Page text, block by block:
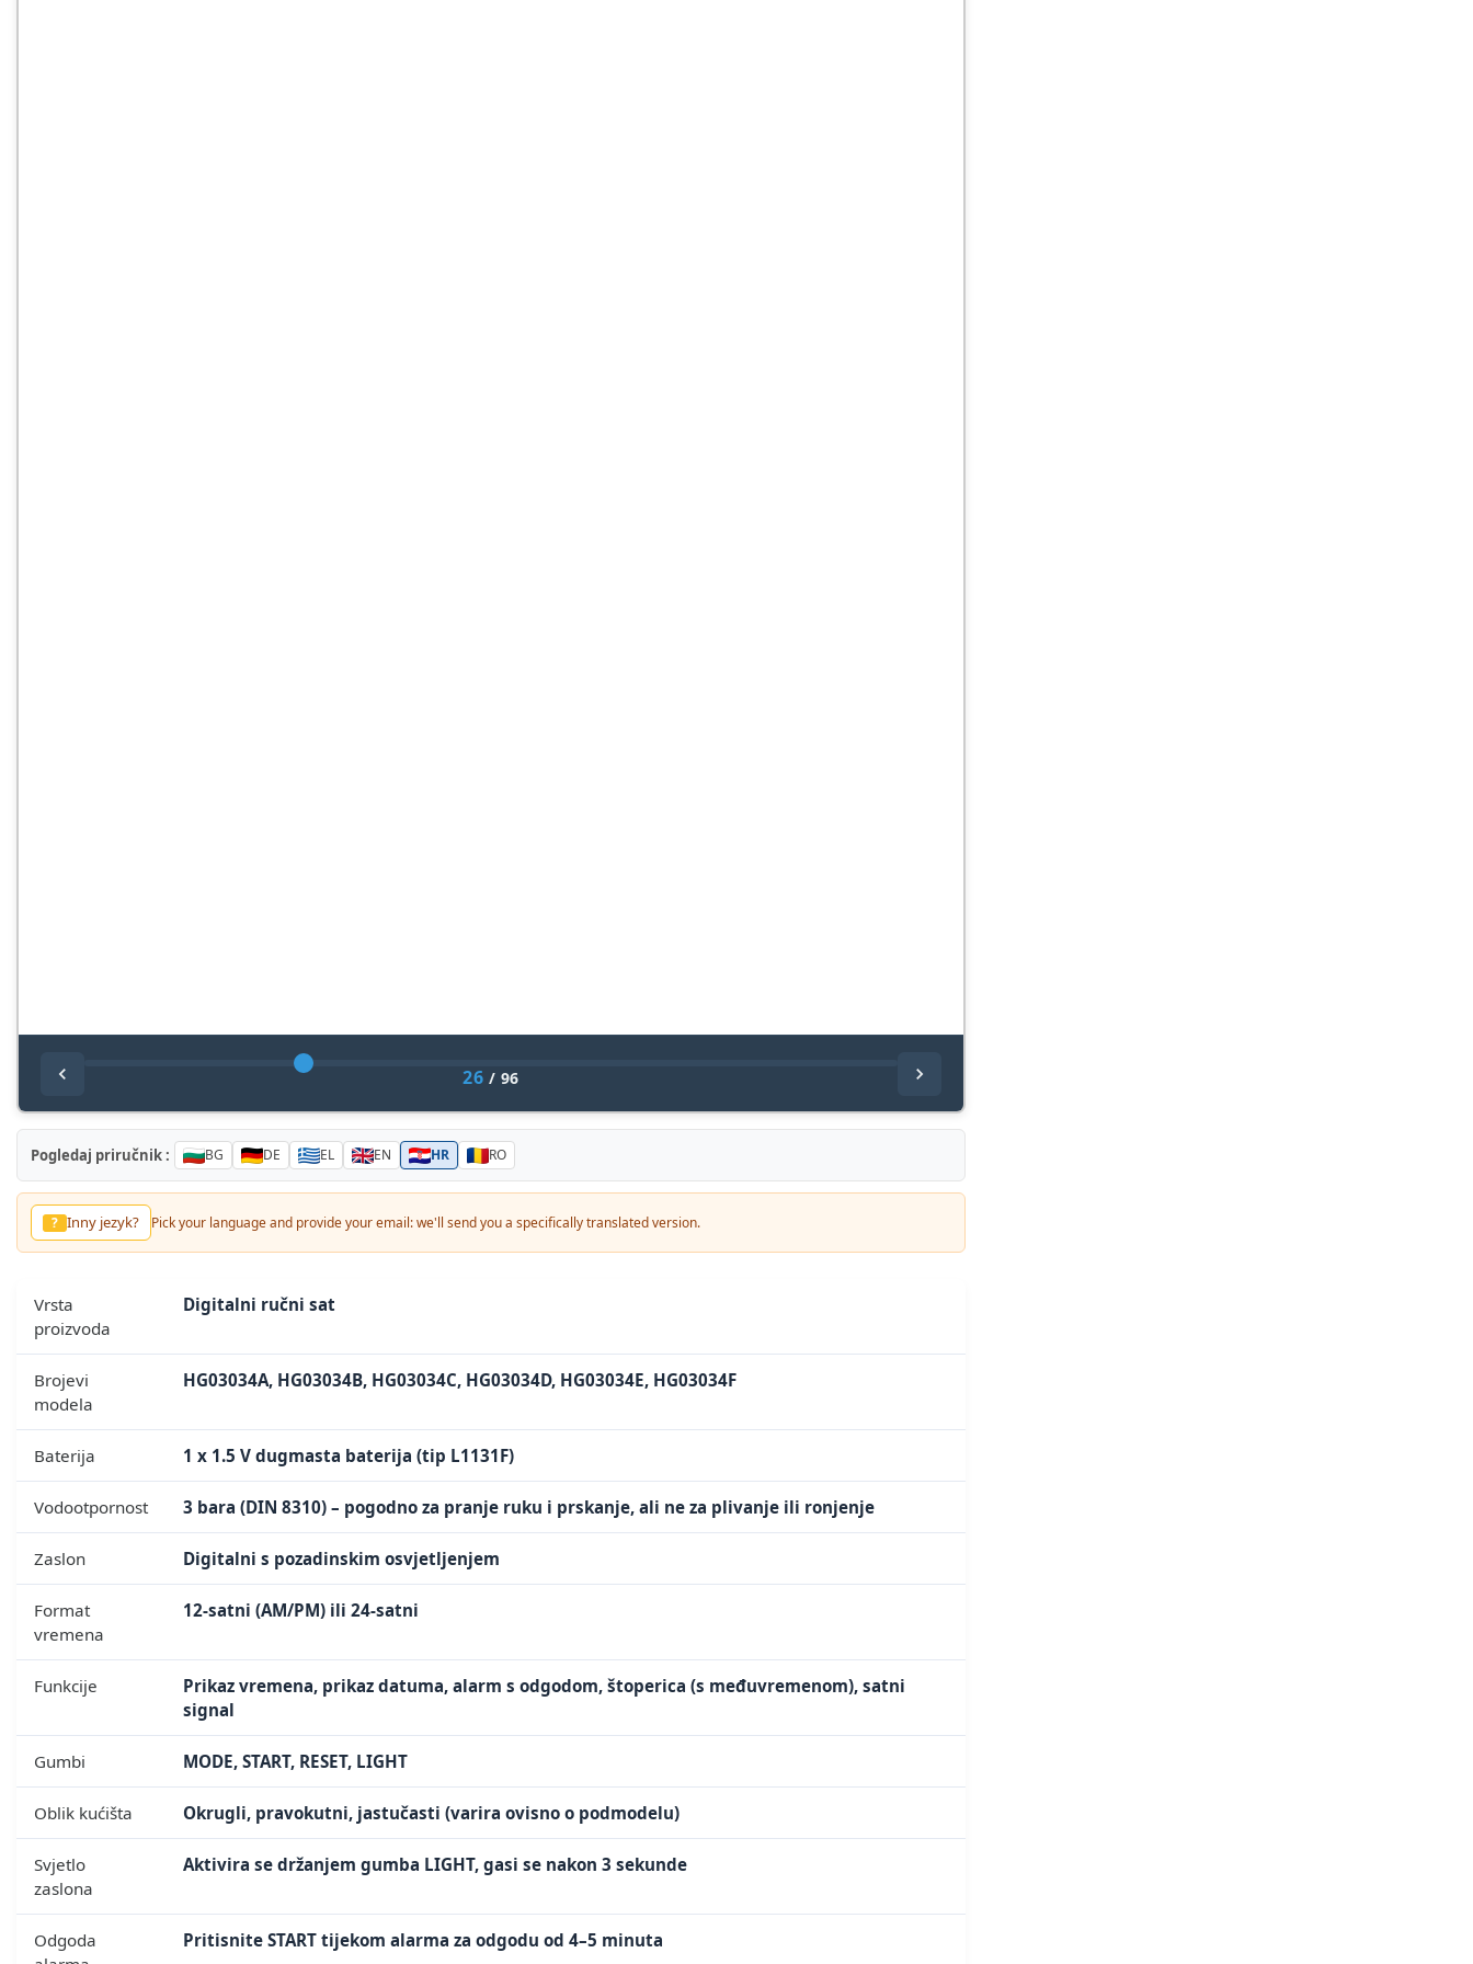
26 / 96
Pogledaj priručnik : BG DE EL EN HR RO
? Inny jezyk? Pick your language and provide your email: we'll send you a specifically translated version.
Vrsta
proizvoda
Digitalni ručni sat
Brojevi
modela
HG03034A, HG03034B, HG03034C, HG03034D, HG03034E, HG03034F
Baterija 1 x 1.5 V dugmasta baterija (tip L1131F)
Vodootpornost 3 bara (DIN 8310) – pogodno za pranje ruku i prskanje, ali ne za plivanje ili ronjenje
Zaslon Digitalni s pozadinskim osvjetljenjem
Format
vremena
12-satni (AM/PM) ili 24-satni
Funkcije
Prikaz vremena, prikaz datuma, alarm s odgodom, štoperica (s međuvremenom), satni
signal
Gumbi MODE, START, RESET, LIGHT
Oblik kućišta Okrugli, pravokutni, jastučasti (varira ovisno o podmodelu)
Svjetlo
zaslona
Aktivira se držanjem gumba LIGHT, gasi se nakon 3 sekunde
Odgoda
Pritisnite START tijekom alarma za odgodu od 4–5 minuta